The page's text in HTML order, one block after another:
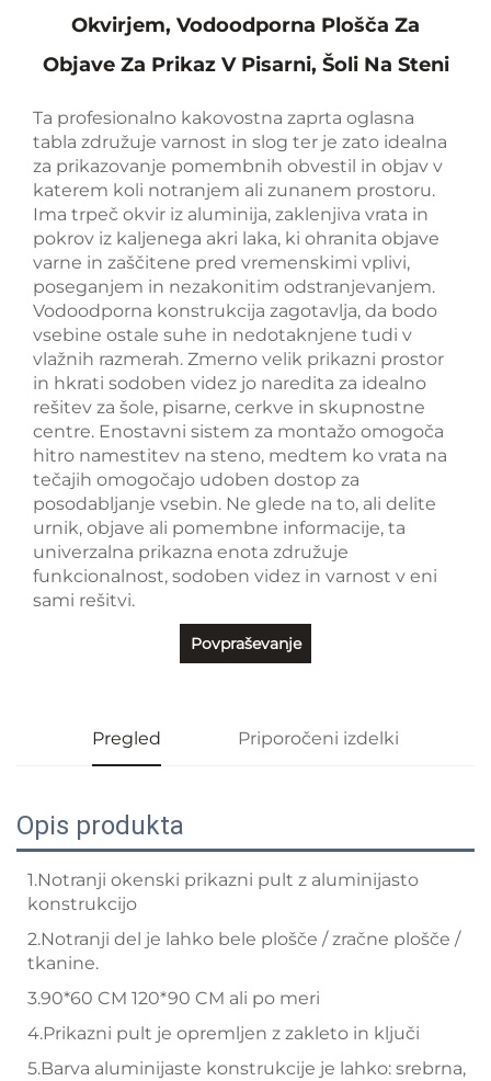
Okvirjem, Vodoodporna Plošča Za
Objave Za Prikaz V Pisarni, Šoli Na Steni
Ta profesionalno kakovostna zaprta oglasna
tabla združuje varnost in slog ter je zato idealna
za prikazovanje pomembnih obvestil in objav v
katerem koli notranjem ali zunanem prostoru.
Ima trpeč okvir iz aluminija, zaklenjiva vrata in
pokrov iz kaljenega akri laka, ki ohranita objave
varne in zaščitene pred vremenskimi vplivi,
poseganjem in nezakonitim odstranjevanjem.
Vodoodporna konstrukcija zagotavlja, da bodo
vsebine ostale suhe in nedotaknjene tudi v
vlažnih razmerah. Zmerno velik prikazni prostor
in hkrati sodoben videz jo naredita za idealno
rešitev za šole, pisarne, cerkve in skupnostne
centre. Enostavni sistem za montažo omogoča
hitro namestitev na steno, medtem ko vrata na
tečajih omogočajo udoben dostop za
posodabljanje vsebin. Ne glede na to, ali delite
urnik, objave ali pomembne informacije, ta
univerzalna prikazna enota združuje
funkcionalnost, sodoben videz in varnost v eni
sami rešitvi.
Povpraševanje
Pregled Priporočeni izdelki
Opis produkta
1.Notranji okenski prikazni pult z aluminijasto
konstrukcijo
2.Notranji del je lahko bele plošče / zračne plošče /
tkanine.
3.90*60 CM 120*90 CM ali po meri
4.Prikazni pult je opremljen z zakleto in ključi
5.Barva aluminijaste konstrukcije je lahko: srebrna,